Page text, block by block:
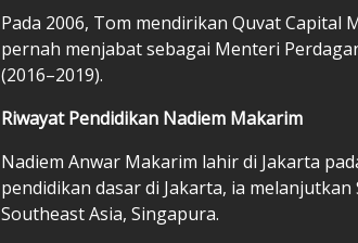
Pada 2006, Tom mendirikan Quvat Capital
pernah menjabat sebagai Menteri
(2016–2019).
Riwayat Pendidikan Nadiem Makarim
Nadiem Anwar Makarim lahir di Jakarta
pendidikan dasar di Jakarta, ia
Southeast Asia, Singapura.